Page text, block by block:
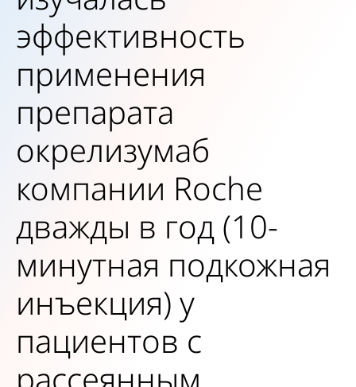
эффективность
применения
препарата
окрелизумаб
компании Roche
дважды в год (10-
минутная подкожная
инъекция) у
пациентов с